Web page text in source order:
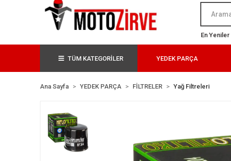
En Yeniler
TÜM KATEGORİLER YEDEK PARÇA
Ana Sayfa YEDEK PARÇA FİLTRELER Yağ Filtreleri